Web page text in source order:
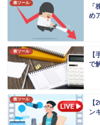
株ツール
「
め
株ツール
で
株ツール
ン